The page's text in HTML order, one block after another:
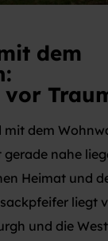
dem
vor
dem
nahe
Heimat und
liegt
und die